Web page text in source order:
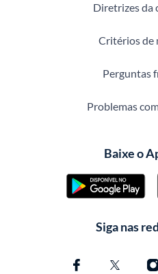
Diretrizes da
Critérios de
Perguntas
Problemas
Baixe o
Siga nas